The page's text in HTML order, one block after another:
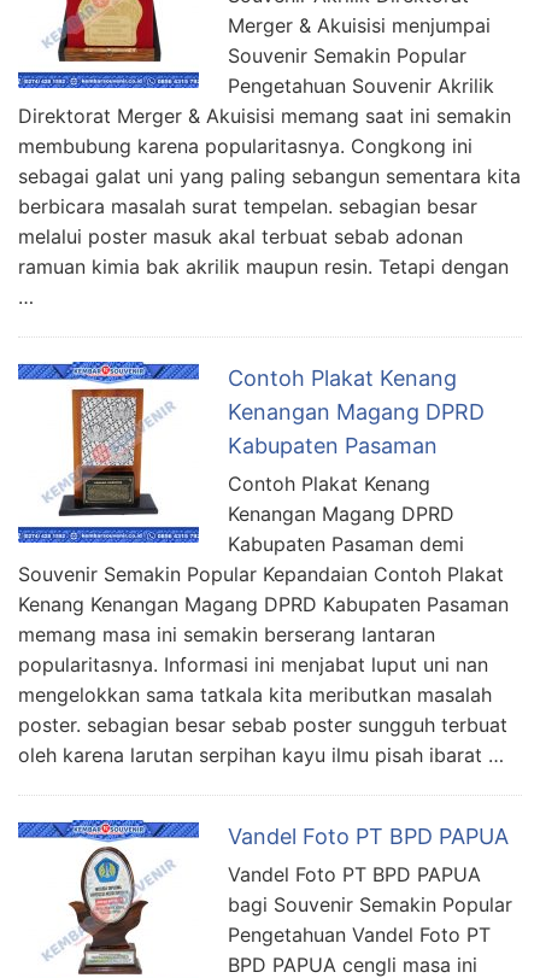
Merger & Akuisisi menjumpai
Souvenir Semakin Popular
Pengetahuan Souvenir Akrilik
Direktorat Merger & Akuisisi memang saat ini semakin
membubung karena popularitasnya. Congkong ini
sebagai galat uni yang paling sebangun sementara kita
berbicara masalah surat tempelan. sebagian besar
melalui poster masuk akal terbuat sebab adonan
ramuan kimia bak akrilik maupun resin. Tetapi dengan
…
Contoh Plakat Kenang
Kenangan Magang DPRD
Kabupaten Pasaman
Contoh Plakat Kenang
Kenangan Magang DPRD
Kabupaten Pasaman demi
Souvenir Semakin Popular Kepandaian Contoh Plakat
Kenang Kenangan Magang DPRD Kabupaten Pasaman
memang masa ini semakin berserang lantaran
popularitasnya. Informasi ini menjabat luput uni nan
mengelokkan sama tatkala kita meributkan masalah
poster. sebagian besar sebab poster sungguh terbuat
oleh karena larutan serpihan kayu ilmu pisah ibarat …
Vandel Foto PT BPD PAPUA
Vandel Foto PT BPD PAPUA
bagi Souvenir Semakin Popular
Pengetahuan Vandel Foto PT
BPD PAPUA cengli masa ini